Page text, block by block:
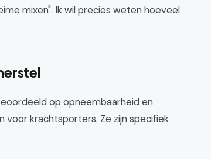
mixen". Ik wil precies weten hoeveel
op opneembaarheid en
voor krachtsporters. Ze zijn specifiek